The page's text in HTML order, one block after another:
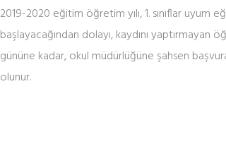
2019-2020 eğitim öğretim yılı, 1. sınıflar uyum
başlayacağından dolayı, kaydını
gününe kadar, okul müdürlüğüne şahsen
olunur.